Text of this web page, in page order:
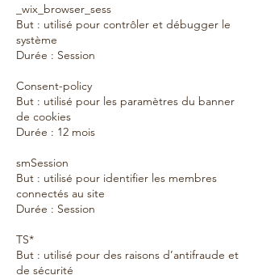
_wix_browser_sess
But : utilisé pour contrôler et débugger le
système
Durée : Session
Consent-policy
But : utilisé pour les paramètres du banner
de cookies
Durée : 12 mois
smSession
But : utilisé pour identifier les membres
connectés au site
Durée : Session
TS*
But : utilisé pour des raisons d’antifraude et
de sécurité